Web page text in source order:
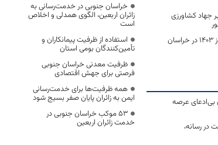
جهاد کشاورزی
۱۴ نفر فوتی در حوادث رانندگی نوروز ۱۴۰۳ در خراسان
بی‌ادعای عرصه
در رسانه،
خراسان جنوبی در خدمت‌رسانی به
زائران اربعین، الگوی همدلی و اخلاص
است
استفاده از ظرفیت پیمانکاران و
تأمین‌کنندگان بومی استان
ظرفیت معدنی خراسان جنوبی
فرصتی برای جهش اقتصادی
همه ظرفیت‌ها برای خدمت‌رسانی
ایمن به زائران پایان صفر بسیج شود
53 موکب خراسان جنوبی در
خدمت زائران اربعین